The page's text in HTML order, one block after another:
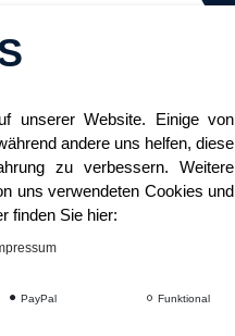
lieferbar
unserer Website. Einige von
andere uns helfen, diese
zu verbessern. Weitere
uns verwendeten Cookies und
finden Sie hier:
PayPal Funktional